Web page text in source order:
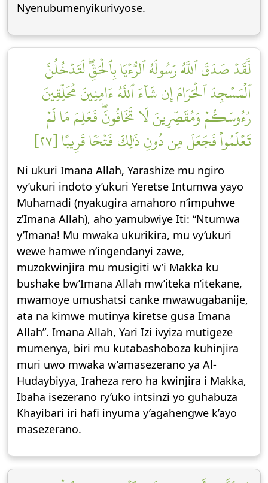
Nyenubumenyikurivyose.
لَّقَدۡ صَدَقَ ٱللَّهُ رَسُولَهُ ٱلرُّءۡيَا بِٱلۡحَقِّۖ لَتَدۡخُلُنَّ
ٱلۡمَسۡجِدَ ٱلۡحَرَامَ إِن شَآءَ ٱللَّهُ ءَامِنِينَ مُحَلِّقِينَ
رُءُوسَكُمۡ وَمُقَصِّرِينَ لَا تَخَافُونَۖ فَعَلِمَ مَا لَمۡ
تَعۡلَمُواْ فَجَعَلَ مِن دُونِ ذَٰلِكَ فَتۡحٗا قَرِيبًا [٢٧]
Ni ukuri Imana Allah, Yarashize mu ngiro
vy’ukuri indoto y’ukuri Yeretse Intumwa yayo
Muhamadi (nyakugira amahoro n’impuhwe
z’Imana Allah), aho yamubwiye Iti: “Ntumwa
y’Imana! Mu mwaka ukurikira, mu vy’ukuri
wewe hamwe n’ingendanyi zawe,
muzokwinjira mu musigiti w’i Makka ku
bushake bw’Imana Allah mw’iteka n’itekane,
mwamoye umushatsi canke mwawugabanije,
ata na kimwe mutinya kiretse gusa Imana
Allah”. Imana Allah, Yari Izi ivyiza mutigeze
mumenya, biri mu kutabashoboza kuhinjira
muri uwo mwaka w’amasezerano ya Al-
Hudaybiyya, Iraheza rero ha kwinjira i Makka,
Ibaha isezerano ry’uko intsinzi yo guhabuza
Khayibari iri hafi inyuma y’agahengwe k’ayo
masezerano.